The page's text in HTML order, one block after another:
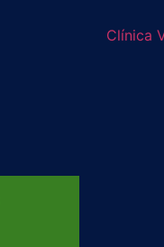
Clínica